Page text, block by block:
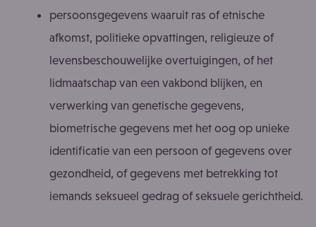
persoonsgegevens waaruit ras of etnische
afkomst, politieke opvattingen, religieuze of
levensbeschouwelijke overtuigingen, of het
lidmaatschap van een vakbond blijken, en
verwerking van genetische gegevens,
biometrische gegevens met het oog op unieke
identificatie van een persoon of gegevens over
gezondheid, of gegevens met betrekking tot
iemands seksueel gedrag of seksuele gerichtheid.